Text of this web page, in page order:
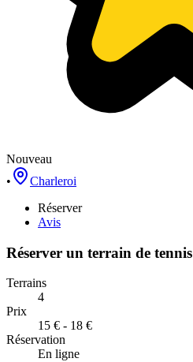
Nouveau
•
Charleroi
Réserver
Avis
Réserver un terrain de tennis
Terrains
4
Prix
15 € - 18 €
Réservation
En ligne